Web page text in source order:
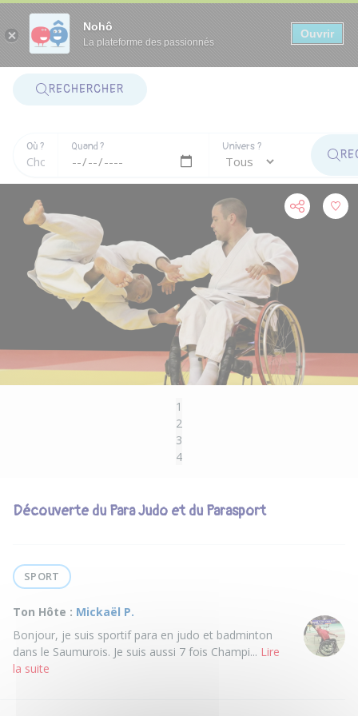
Nohô
La plateforme des passionnés
Ouvrir
RECHERCHER
Où ? Quand ? Univers ?
1
2
3
4
Découverte du Para Judo et du Parasport
SPORT
Ton Hôte : Mickaël P.
Bonjour, je suis sportif para en judo et badminton
dans le Saumurois. Je suis aussi 7 fois Champi... Lire
la suite
Panneau de gestion des cookies